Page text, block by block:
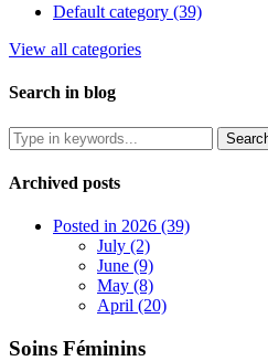
Default category (39)
View all categories
Search in blog
Archived posts
Posted in 2026 (39)
July (2)
June (9)
May (8)
April (20)
Soins Féminins